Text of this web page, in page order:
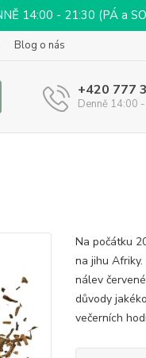
14:00 - 21:30 (PÁ a
Blog o nás
+420 777
Denně 14:00
Na počátku
na jihu
nálev
důvody
večerních